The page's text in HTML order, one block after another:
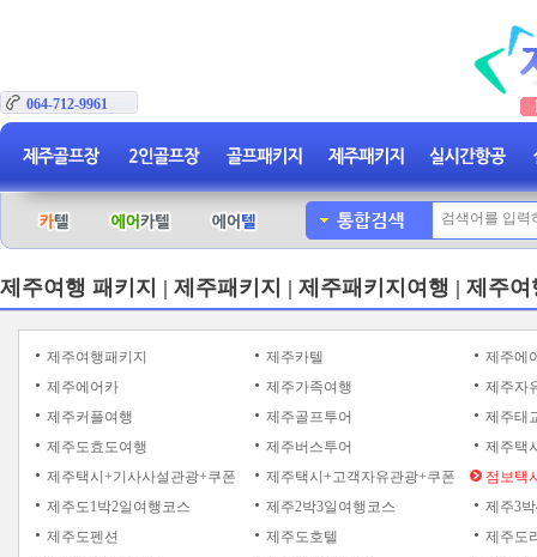
064-712-9961
제주여행 패키지 | 제주패키지 | 제주패키지여행 | 제주여
제주여행패키지 제주카텔
제주에
제주에어카
제주가족여행
제주자
제주커플여행
제주골프투어
제주태
제주도효도여행
제주버스투어
제주택
제주택시+기사사설관광+쿠폰
제주택시+고객자유관광+쿠폰
점보택
제주도1박2일여행코스
제주2박3일여행코스
제주3
제주도펜션
제주도호텔
제주도